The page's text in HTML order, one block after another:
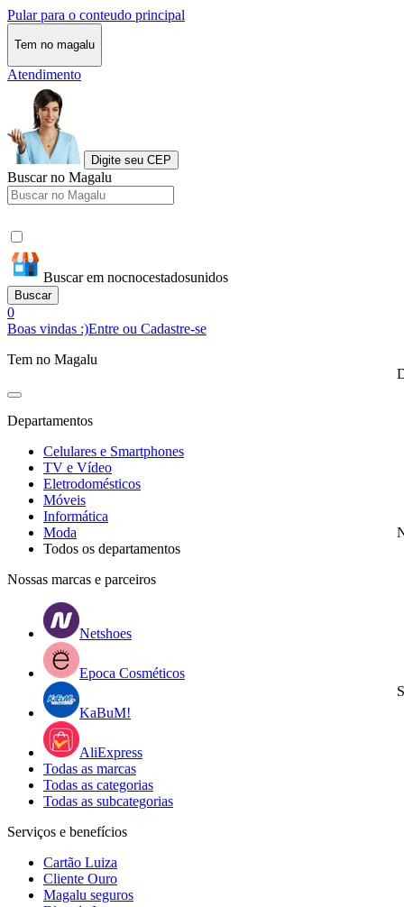
Pular para o conteudo principal
Tem no magalu
Atendimento
Digite seu CEP
Buscar no Magalu
Buscar em nocnocestadosunidos
Buscar
0
Boas vindas :)Entre ou Cadastre-se
Tem no Magalu
Departamentos
Celulares e Smartphones
TV e Vídeo
Eletrodomésticos
Móveis
Informática
Moda
Todos os departamentos
Nossas marcas e parceiros
Netshoes
Epoca Cosméticos
KaBuM!
AliExpress
Todas as marcas
Todas as categorias
Todas as subcategorias
Serviços e benefícios
Cartão Luiza
Cliente Ouro
Magalu seguros